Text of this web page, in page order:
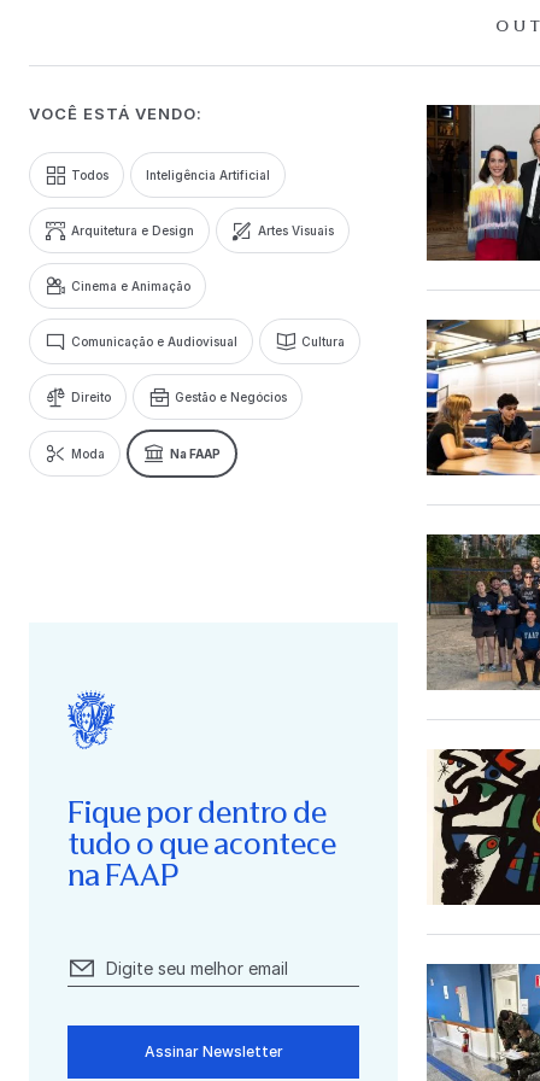
VOCÊ ESTÁ VENDO:
Todos Inteligência Artificial
Arquitetura e Design Artes Visuais
Cinema e Animação
Comunicação e Audiovisual Cultura
Direito Gestão e Negócios
Moda Na FAAP
Fique por dentro de
tudo o que acontece
na FAAP
Assinar Newsletter